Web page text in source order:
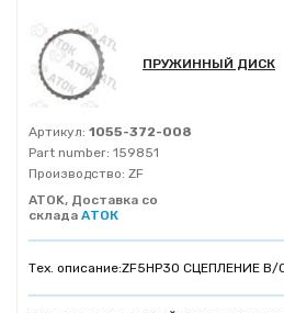
ПРУЖИННЫЙ ДИСК
Артикул: 1055-372-008
Part number: 159851
Производство: ZF
ATOK, Доставка со
склада АТОК
Тех. описание:ZF5HP30 СЦЕПЛЕНИЕ B/